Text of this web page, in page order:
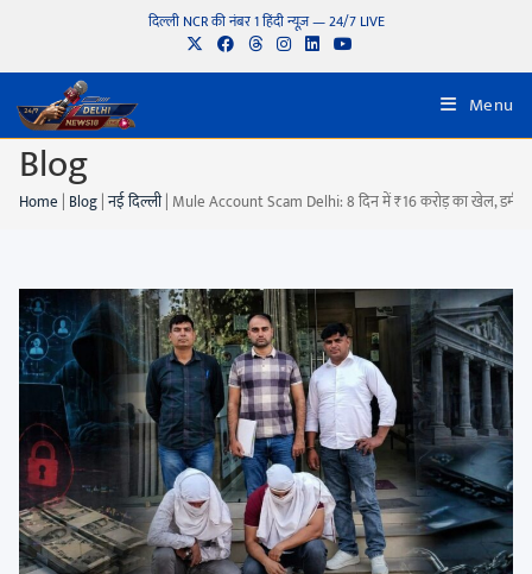
दिल्ली NCR की नंबर 1 हिंदी न्यूज़ — 24/7 LIVE
Menu
Blog
Home | Blog|नई दिल्ली| Mule Account Scam Delhi: 8 दिन में ₹16 करोड़ का खेल, डमी